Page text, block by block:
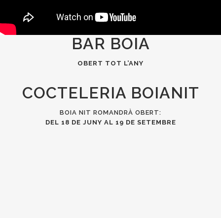
BAR BOIA
OBERT TOT L’ANY
COCTELERIA BOIANIT
BOIA NIT ROMANDRÀ OBERT:
DEL 18 DE JUNY AL 19 DE SETEMBRE